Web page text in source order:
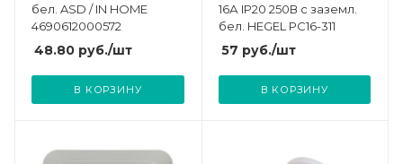
бел. ASD / IN HOME
4690612000572
48.80 руб./шт
В КОРЗИНУ
16А IP20 250В с заземл.
бел. HEGEL РС16-311
57 руб./шт
В КОРЗИНУ